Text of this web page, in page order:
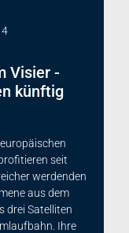
Visier -
künftig
seit
werdenden
aus dem
drei Satelliten
Ihre